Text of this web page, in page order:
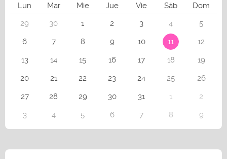
Lun Mar Mie Jue Vie Sáb
Dom
29
30 1 2 3 4
5
6
7 8 9 10 11
12
13
14 15 16 17 18
19
20
21 22 23 24 25
26
27
28 29 30 31 1
2
3
4 5 6 7 8 9